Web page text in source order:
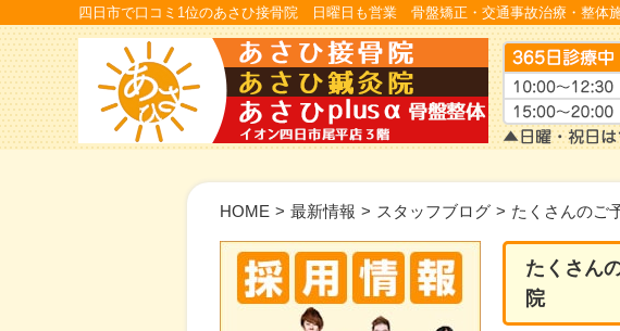
四日市で口コミ1位のあさひ接骨院 日曜日も営業 骨盤矯正・交通事故治療・整体
HOME > 最新情報 > スタッフブログ > たくさんのご
たくさん
院